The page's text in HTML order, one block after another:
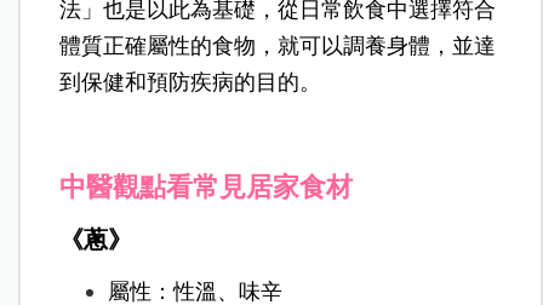
法」也是以此為基礎，從日常飲食中選擇符合
體質正確屬性的食物，就可以調養身體，並達
到保健和預防疾病的目的。
中醫觀點看常見居家食材
《蔥》
屬性：性溫、味辛